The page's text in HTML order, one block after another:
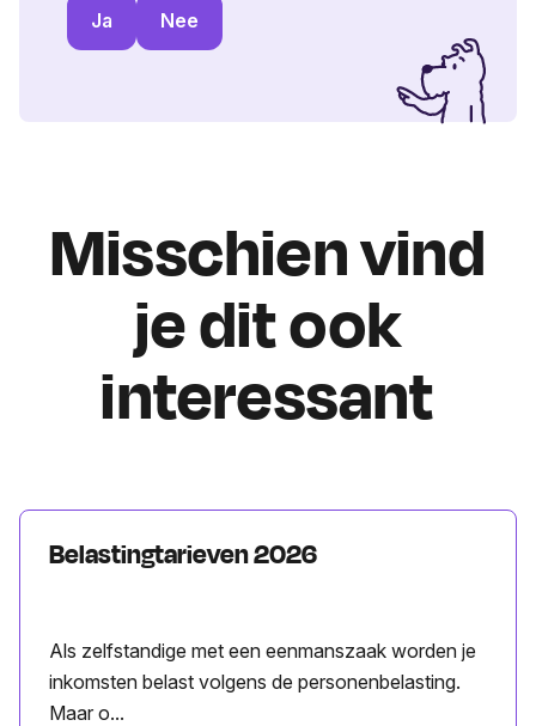
Ja Nee
Misschien vind
je dit ook
interessant
Belastingtarieven 2026
Als zelfstandige met een eenmanszaak worden je
inkomsten belast volgens de personenbelasting.
Maar o...